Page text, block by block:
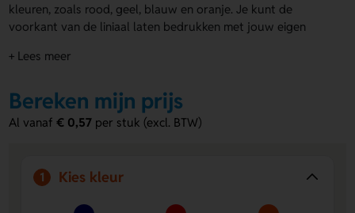
kleuren, zoals rood, geel, blauw en oranje. Je kunt de
voorkant van de liniaal laten bedrukken met jouw eigen
gebruik en promotie.
Voordelen van de flexibele liniaal 30 cm
Voorzijde te bedrukken – Jouw ontwerp of logo
te breken, ideaal voor langdurig gebruik.
Leverbaar in meerdere kleuren
kleuren zoals rood, geel, blauw en oranje.
+ Lees meer
Bereken mijn prijs
Al vanaf€ 0,57 per stuk (excl. BTW)
1 Kies kleur